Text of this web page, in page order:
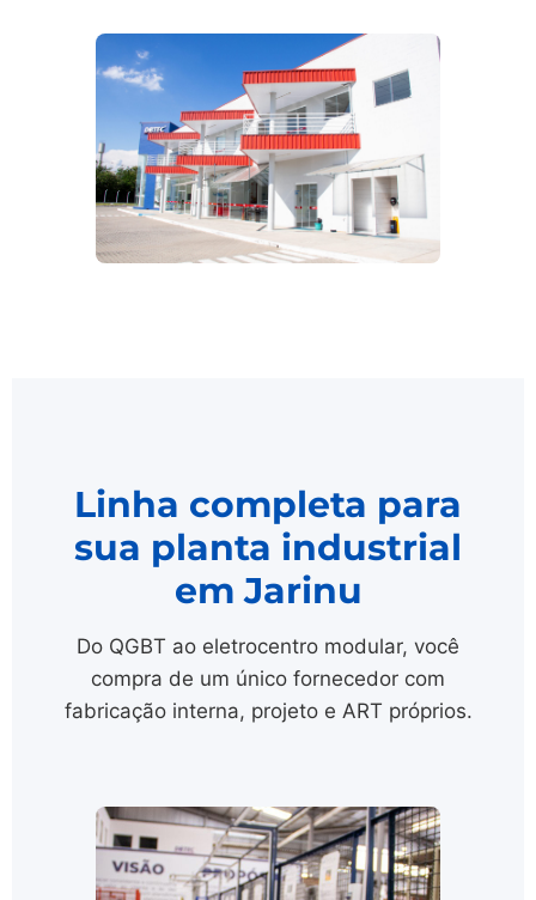
Linha completa para
sua planta industrial
em Jarinu
Do QGBT ao eletrocentro modular, você
compra de um único fornecedor com
fabricação interna, projeto e ART próprios.